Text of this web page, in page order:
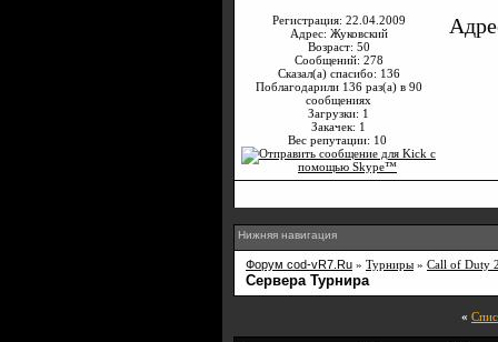
Регистрация: 22.04.2009
Адрес: Жуковский
Возраст: 50
Сообщений: 278
Сказал(а) спасибо: 136
Поблагодарили 136 раз(а) в 90
сообщениях
Загрузки: 1
Закачек: 1
Вес репутации: 10
Нижняя навигация
Форум cod-vR7.Ru » Турниры » Call of Duty
Сервера Турнира
«